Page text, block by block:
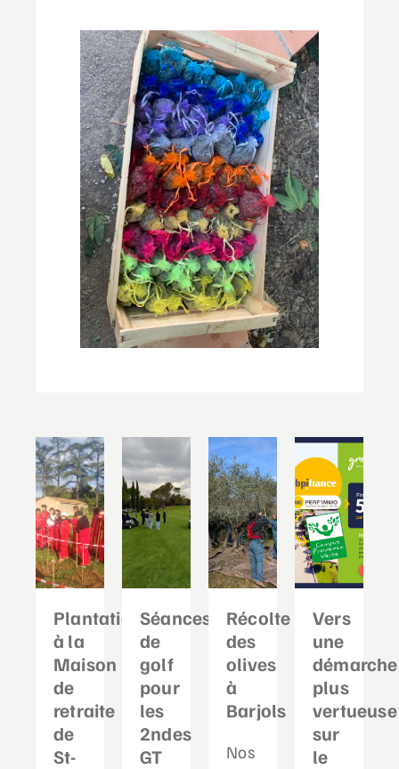
Plantation
à la
Maison
de
retraite
de
St-
Séances
de
golf
pour
les
2ndes
GT
Récolte
des
olives
à
Barjols
Nos
Vers
une
démarche
plus
vertueuse
sur
le